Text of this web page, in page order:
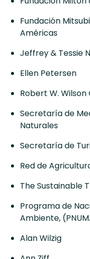
Fundación
Américas
Jeffrey & Tessie
Ellen Petersen
Robert W.
Secretaría de
Naturales
Secretaría de
Red de
The Sustainable
Programa de
Ambiente,
Alan Wilzig